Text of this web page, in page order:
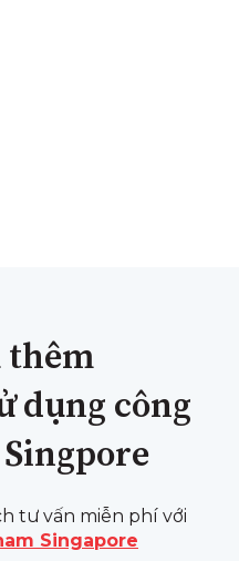
thêm
dụng công
tư vấn miễn phí với
Singapore